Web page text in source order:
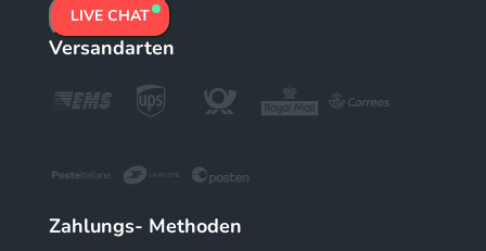
LIVE CHAT
Versandarten
Zahlungs- Methoden